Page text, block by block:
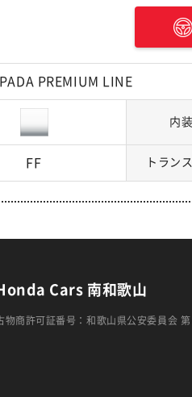
PREMIUM LINE
内
FF トラン
Cars 南和歌山
物商許可証番号：和歌山県公安委員会